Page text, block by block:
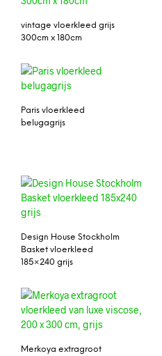
vintage vloerkleed grijs
300cm x 180cm
Paris vloerkleed
belugagrijs
Design House Stockholm
Basket vloerkleed
185×240 grijs
Merkoya extragroot